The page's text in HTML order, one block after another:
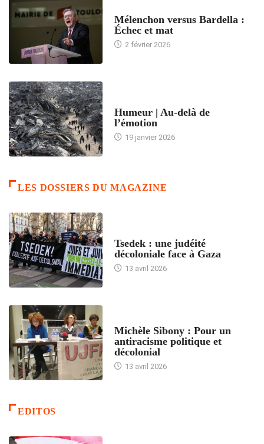
Mélenchon versus Bardella :
Échec et mat
2 février 2026
Humeur | Au-delà de
l’émotion
19 janvier 2026
LES DOSSIERS DU MAGAZINE
Tsedek : une judéité
décoloniale face à Gaza
13 avril 2026
Michèle Sibony : Pour un
antiracisme politique et
décolonial
13 avril 2026
EDITOS